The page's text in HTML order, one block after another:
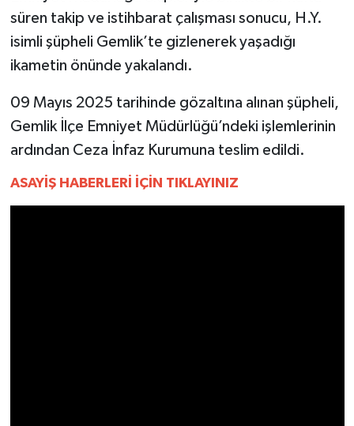
süren takip ve istihbarat çalışması sonucu, H.Y.
isimli şüpheli Gemlik’te gizlenerek yaşadığı
ikametin önünde yakalandı.
09 Mayıs 2025 tarihinde gözaltına alınan şüpheli,
Gemlik İlçe Emniyet Müdürlüğü’ndeki işlemlerinin
ardından Ceza İnfaz Kurumuna teslim edildi.
ASAYİŞ HABERLERİ İÇİN TIKLAYINIZ
YAŞAM
AFYON
AFYONKARAHİSAR